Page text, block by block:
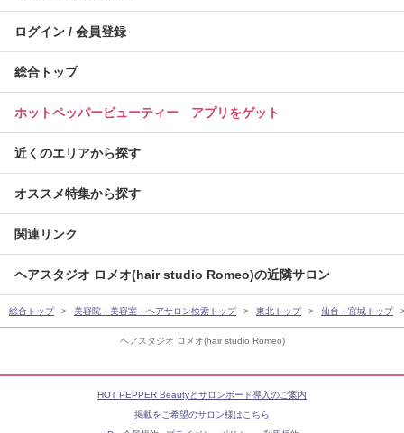
ヘアスタジオ ロメオ(hair studio Romeo)
ログイン / 会員登録
総合トップ
ホットペッパービューティー アプリをゲット
近くのエリアから探す
オススメ特集から探す
関連リンク
ヘアスタジオ ロメオ(hair studio Romeo)の近隣サロン
総合トップ 美容院・美容室・ヘアサロン検索トップ 東北トップ 仙台・宮城トップ
HOT PEPPER Beautyとサロンボード導入のご案内
掲載をご希望のサロン様はこちら